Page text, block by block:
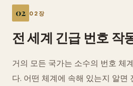
02장
전 세계 긴급 번호 작
거의 모든 국가는 소수의 번호 체
다. 어떤 체계에 속해 있는지 알면